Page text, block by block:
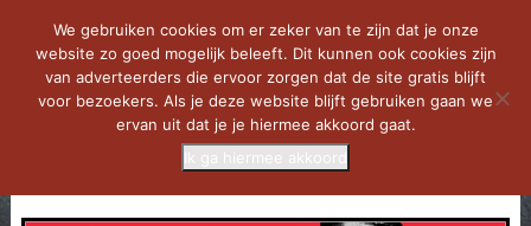
We gebruiken cookies om er zeker van te zijn dat je onze
website zo goed mogelijk beleeft. Dit kunnen ook cookies zijn
van adverteerders die ervoor zorgen dat de site gratis blijft
voor bezoekers. Als je deze website blijft gebruiken gaan we
ervan uit dat je je hiermee akkoord gaat.
Ik ga hiermee akkoord